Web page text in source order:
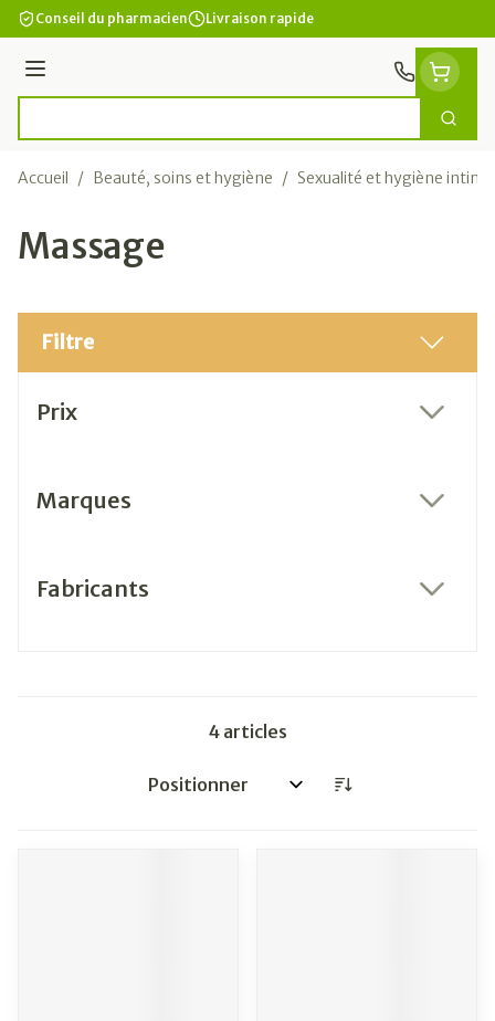
Aller au contenu
Conseil du pharmacien Livraison rapide
Menu
Accueil / Beauté, soins et hygiène / Sexualité et hygiène intime
Massage
Filtre
Prix
Marques
Fabricants
4 articles
Trier par: